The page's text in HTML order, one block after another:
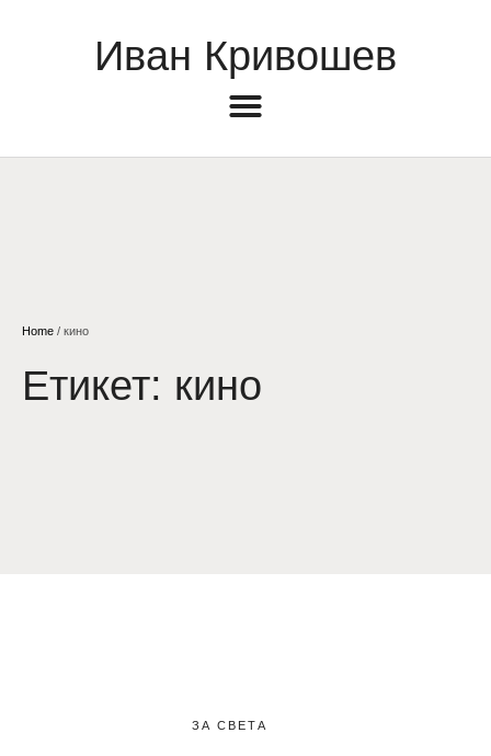
Иван Кривошев
Home / кино
Етикет: кино
ЗА СВЕТА